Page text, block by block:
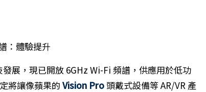
展，現已開放 6GHz Wi-Fi 頻譜，供應用於低功
將讓像蘋果的 Vision Pro頭戴式設備等 AR/VR 產